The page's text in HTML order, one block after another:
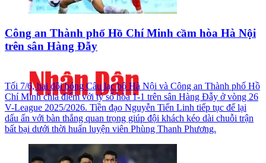
Công an Thành phố Hồ Chí Minh cầm hòa Hà Nội
trên sân Hàng Đẫy
Tối 7/6, hai đội bóng Câu lạc bộ Hà Nội và Công an Thành phố Hồ
Chí Minh chia điểm với tỷ số hòa 1-1 trên sân Hàng Đẫy ở vòng 26
V-League 2025/2026. Tiền đạo Nguyễn Tiến Linh tiếp tục để lại
dấu ấn với bàn thắng quan trọng giúp đội khách kéo dài chuỗi trận
bất bại dưới thời huấn luyện viên Phùng Thanh Phương.